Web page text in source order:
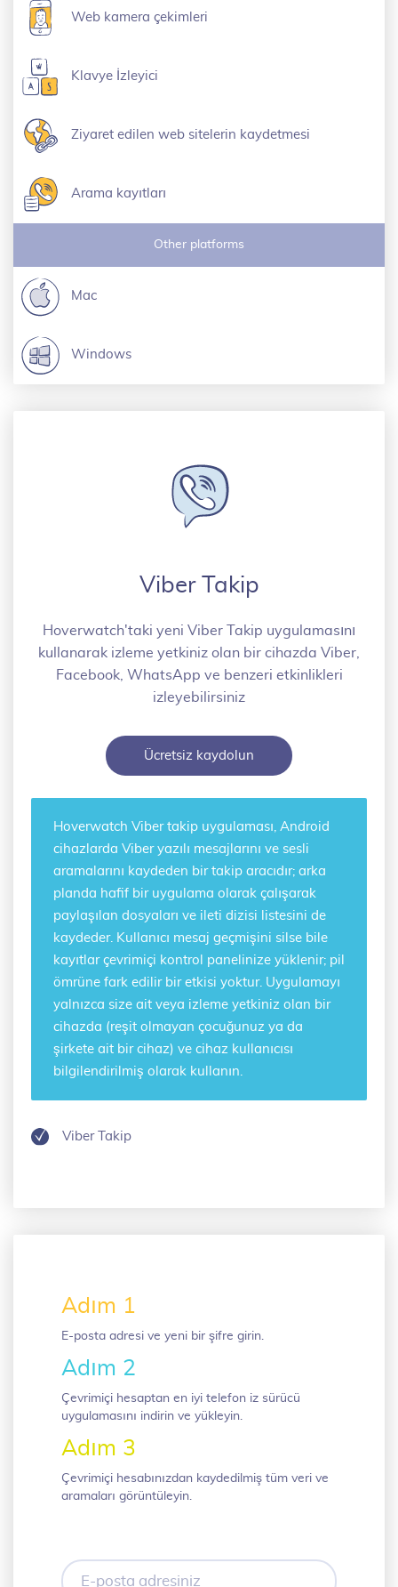
Web kamera çekimleri
Klavye İzleyici
Ziyaret edilen web sitelerin kaydetmesi
Arama kayıtları
Other platforms
Mac
Windows
Viber Takip
Hoverwatch'taki yeni Viber Takip uygulamasını
kullanarak izleme yetkiniz olan bir cihazda Viber,
Facebook, WhatsApp ve benzeri etkinlikleri
izleyebilirsiniz
Ücretsiz kaydolun
Hoverwatch Viber takip uygulaması, Android
cihazlarda Viber yazılı mesajlarını ve sesli
aramalarını kaydeden bir takip aracıdır; arka
planda hafif bir uygulama olarak çalışarak
paylaşılan dosyaları ve ileti dizisi listesini de
kaydeder. Kullanıcı mesaj geçmişini silse bile
kayıtlar çevrimiçi kontrol panelinize yüklenir; pil
ömrüne fark edilir bir etkisi yoktur. Uygulamayı
yalnızca size ait veya izleme yetkiniz olan bir
cihazda (reşit olmayan çocuğunuz ya da
şirkete ait bir cihaz) ve cihaz kullanıcısı
bilgilendirilmiş olarak kullanın.
Viber Takip
Adım 1
E-posta adresi ve yeni bir şifre girin.
Adım 2
Çevrimiçi hesaptan en iyi telefon iz sürücü
uygulamasını indirin ve yükleyin.
Adım 3
Çevrimiçi hesabınızdan kaydedilmiş tüm veri ve
aramaları görüntüleyin.
E-